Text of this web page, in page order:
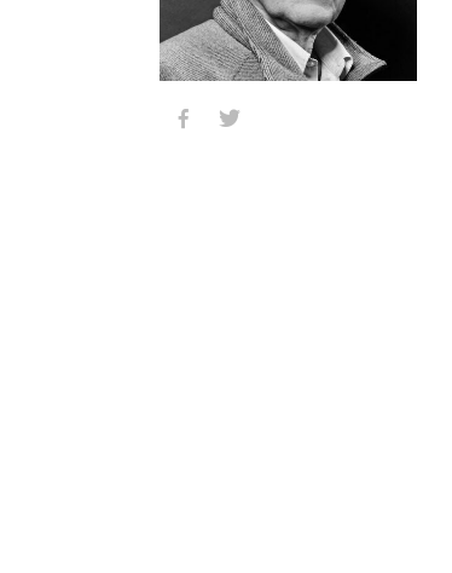
 